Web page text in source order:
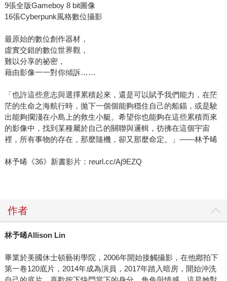
9張全版Gameboy 8 bit圖像
16張Cyberpunk風格數位攝影
最原始的數位創作器材，
虛實交錯的數位世界觀，
難以分享的祕密，
藉由影像一一對你傾訴……
「也許這些意志與選擇累積起來，還是可以賦予我們能力，在茫
茫的生命之海航行時，拋下一個個能夠穩住自己的船錨，或是駛
出能夠擱淺在小島上的救生小艇。希望你也能夠在這些累積而來
的影像中，找到某種屬於自己的關聯與邏輯，彷彿在這個宇宙
裡，所有事物的存在，那麼隨機，卻又那麼命定。」——林予晞
林予晞《36》新書影片：reurl.cc/Aj9EZQ
作者
林予晞Allison Lin
畢業於美國休士頓藝術學院，2006年開始接觸攝影，在他鄕拍下
第一卷120底片，2014年成為演員，2017年踏入暗房，開始沖洗